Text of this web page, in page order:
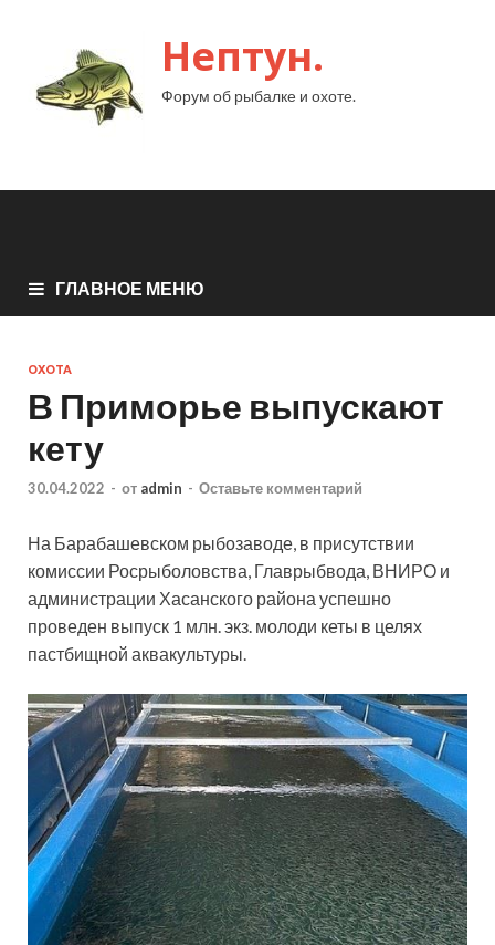
Нептун.
Форум об рыбалке и охоте.
ГЛАВНОЕ МЕНЮ
ОХОТА
В Приморье выпускают
кету
30.04.2022 - от admin - Оставьте комментарий
На Барабашевском рыбозаводе, в присутствии
комиссии Росрыболовства, Главрыбвода, ВНИРО и
администрации Хасанского района успешно
проведен выпуск 1 млн. экз. молоди кеты в целях
пастбищной аквакультуры.